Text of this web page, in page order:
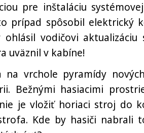
pre inštaláciu
prípad spôsobil elektrický
ohlásil vodičovi
uväznil v kabíne!
na vrchole pyramídy
Bežnými hasiacimi
je vložiť horiaci stroj do
Kde by hasiči nabrali